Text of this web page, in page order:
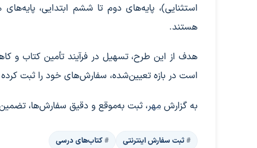
استثنایی)، پایه‌های دوم تا ششم ابتدایی،
هستند.
هدف از این طرح، تسهیل در فرآیند تأمین کتاب و
است در بازه تعیین‌شده، سفارش‌های خود را ثبت کرده
به گزارش مهر، ثبت به‌موقع و دقیق سفارش‌ها،
ثبت سفارش اینترنتی کتاب‌های درسی